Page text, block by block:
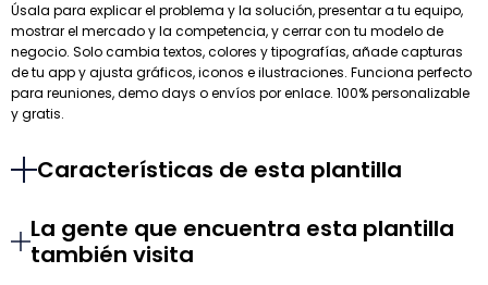
Úsala para explicar el problema y la solución, presentar a tu equipo,
mostrar el mercado y la competencia, y cerrar con tu modelo de
negocio. Solo cambia textos, colores y tipografías, añade capturas
de tu app y ajusta gráficos, iconos e ilustraciones. Funciona perfecto
para reuniones, demo days o envíos por enlace. 100% personalizable
y gratis.
Características de esta plantilla
La gente que encuentra esta plantilla
también visita